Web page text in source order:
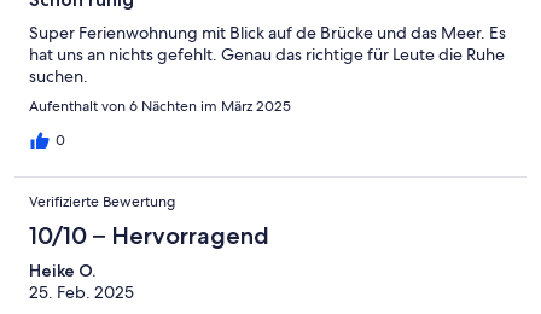
Super Ferienwohnung mit Blick auf de Brücke und das Meer. Es
hat uns an nichts gefehlt. Genau das richtige für Leute die Ruhe
suchen.
Aufenthalt von 6 Nächten im März 2025
0
Verifizierte Bewertung
10/10 – Hervorragend
Heike O.
25. Feb. 2025